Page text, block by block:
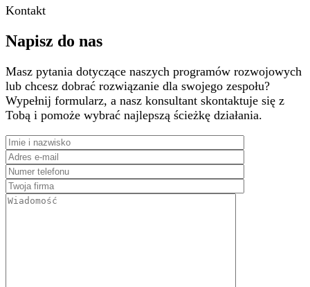
Kontakt
Napisz do nas
Masz pytania dotyczące naszych programów rozwojowych
lub chcesz dobrać rozwiązanie dla swojego zespołu?
Wypełnij formularz, a nasz konsultant skontaktuje się z
Tobą i pomoże wybrać najlepszą ścieżkę działania.